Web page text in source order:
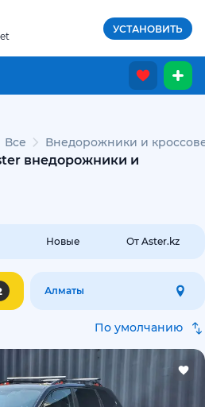
УСТАНОВИТЬ
Все Внедорожники и
внедорожники и
Новые От Aster.kz
Алматы
По умолчанию